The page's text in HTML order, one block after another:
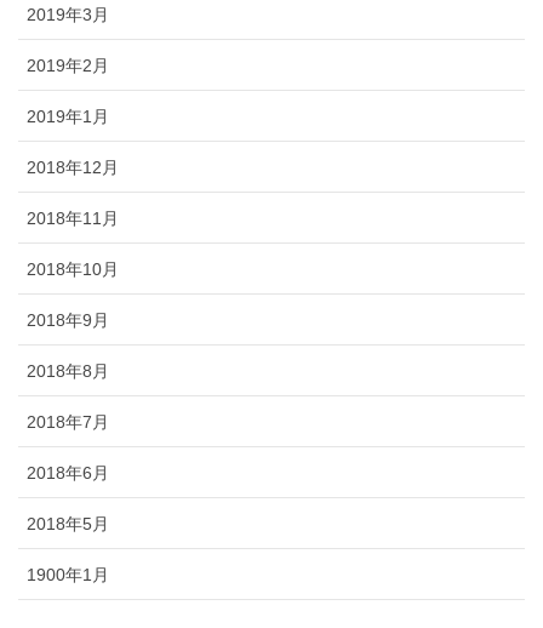
2019年3月
2019年2月
2019年1月
2018年12月
2018年11月
2018年10月
2018年9月
2018年8月
2018年7月
2018年6月
2018年5月
1900年1月